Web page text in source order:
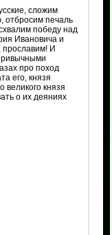
сложим
отбросим печаль
победу над
Ивановича и
прославим! И
про поход
его, князя
великого князя
о их деяниях